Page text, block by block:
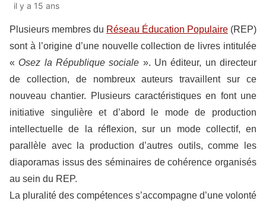
il y a 15 ans
Plusieurs membres du Réseau Éducation Populaire (REP)
sont à l’origine d’une nouvelle collection de livres intitulée
« Osez la République sociale ». Un éditeur, un directeur
de collection, de nombreux auteurs travaillent sur ce
nouveau chantier. Plusieurs caractéristiques en font une
initiative singulière et d’abord le mode de production
intellectuelle de la réflexion, sur un mode collectif, en
parallèle avec la production d’autres outils, comme les
diaporamas issus des séminaires de cohérence organisés
au sein du REP.
La pluralité des compétences s’accompagne d’une volonté